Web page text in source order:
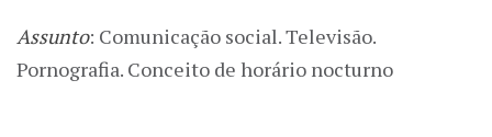
Assunto: Comunicação social. Televisão.
Pornografia. Conceito de horário nocturno